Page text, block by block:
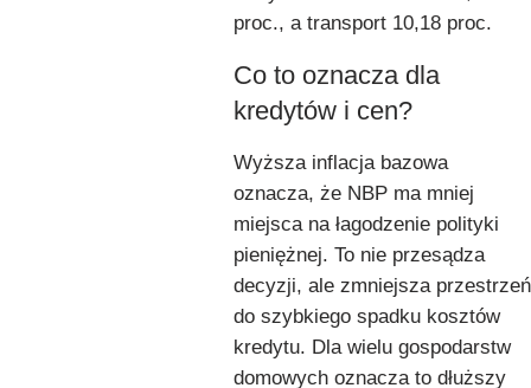
proc., a transport 10,18 proc.
Co to oznacza dla
kredytów i cen?
Wyższa inflacja bazowa
oznacza, że NBP ma mniej
miejsca na łagodzenie polityki
pieniężnej. To nie przesądza
decyzji, ale zmniejsza przestrzeń
do szybkiego spadku kosztów
kredytu. Dla wielu gospodarstw
domowych oznacza to dłuższy